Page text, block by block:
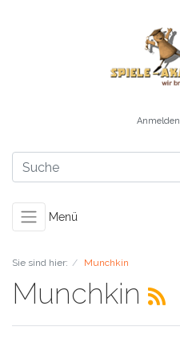
Anmelden
Menü
Sie sind hier: Munchkin
Munchkin